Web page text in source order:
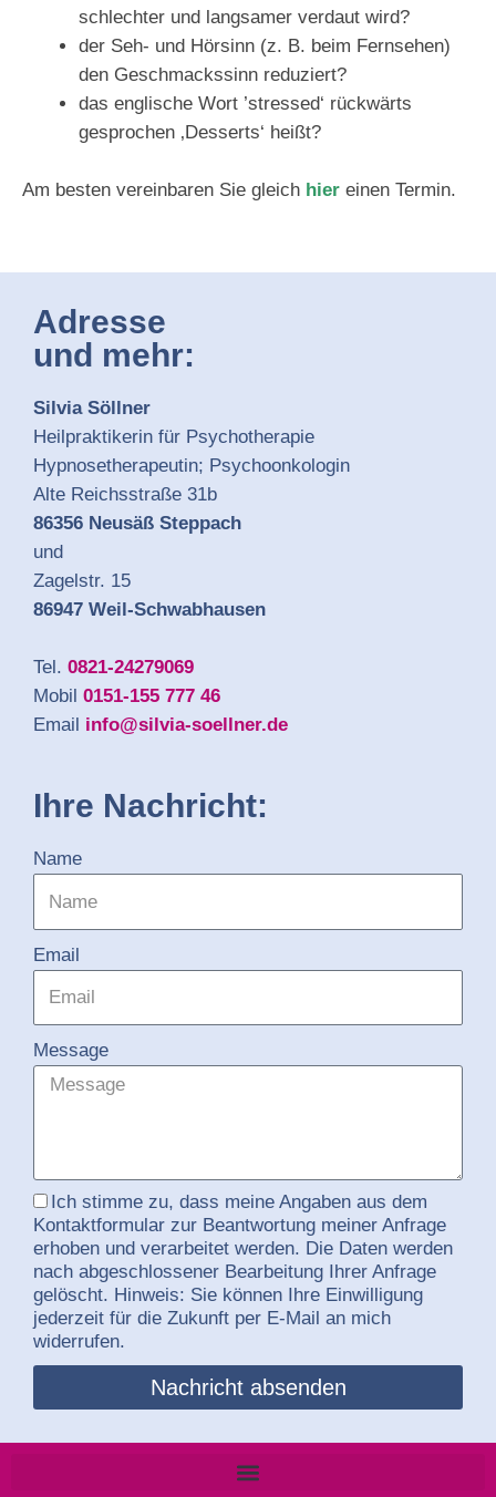
schlechter und langsamer verdaut wird?
der Seh- und Hörsinn (z. B. beim Fernsehen)
den Geschmackssinn reduziert?
das englische Wort ’stressed‘ rückwärts
gesprochen ‚Desserts‘ heißt?
Am besten vereinbaren Sie gleich hier einen Termin.
Adresse
und mehr:
Silvia Söllner
Heilpraktikerin für Psychotherapie
Hypnosetherapeutin; Psychoonkologin
Alte Reichsstraße 31b
86356 Neusäß Steppach
und
Zagelstr. 15
86947 Weil-Schwabhausen
Tel. 0821-24279069
Mobil 0151-155 777 46
Email info@silvia-soellner.de
Ihre Nachricht:
Name
Email
Message
Ich stimme zu, dass meine Angaben aus dem
Kontaktformular zur Beantwortung meiner Anfrage
erhoben und verarbeitet werden. Die Daten werden
nach abgeschlossener Bearbeitung Ihrer Anfrage
gelöscht. Hinweis: Sie können Ihre Einwilligung
jederzeit für die Zukunft per E-Mail an mich
widerrufen.
Nachricht absenden